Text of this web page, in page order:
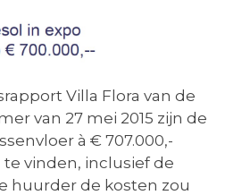
Villa Flora van de
van 27 mei 2015 zijn de
à € 707.000,-
vinden, inclusief de
huurder de kosten zou